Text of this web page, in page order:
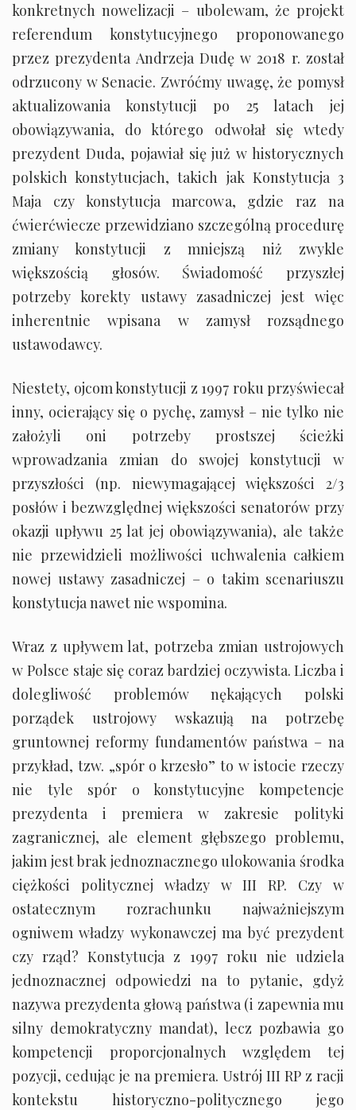
konkretnych nowelizacji – ubolewam, że projekt
referendum konstytucyjnego proponowanego
przez prezydenta Andrzeja Dudę w 2018 r. został
odrzucony w Senacie. Zwróćmy uwagę, że pomysł
aktualizowania konstytucji po 25 latach jej
obowiązywania, do którego odwołał się wtedy
prezydent Duda, pojawiał się już w historycznych
polskich konstytucjach, takich jak Konstytucja 3
Maja czy konstytucja marcowa, gdzie raz na
ćwierćwiecze przewidziano szczególną procedurę
zmiany konstytucji z mniejszą niż zwykle
większością głosów. Świadomość przyszłej
potrzeby korekty ustawy zasadniczej jest więc
inherentnie wpisana w zamysł rozsądnego
ustawodawcy.
Niestety, ojcom konstytucji z 1997 roku przyświecał
inny, ocierający się o pychę, zamysł – nie tylko nie
założyli oni potrzeby prostszej ścieżki
wprowadzania zmian do swojej konstytucji w
przyszłości (np. niewymagającej większości 2/3
posłów i bezwzględnej większości senatorów przy
okazji upływu 25 lat jej obowiązywania), ale także
nie przewidzieli możliwości uchwalenia całkiem
nowej ustawy zasadniczej – o takim scenariuszu
konstytucja nawet nie wspomina.
Wraz z upływem lat, potrzeba zmian ustrojowych
w Polsce staje się coraz bardziej oczywista. Liczba i
dolegliwość problemów nękających polski
porządek ustrojowy wskazują na potrzebę
gruntownej reformy fundamentów państwa – na
przykład, tzw. „spór o krzesło” to w istocie rzeczy
nie tyle spór o konstytucyjne kompetencje
prezydenta i premiera w zakresie polityki
zagranicznej, ale element głębszego problemu,
jakim jest brak jednoznacznego ulokowania środka
ciężkości politycznej władzy w III RP. Czy w
ostatecznym rozrachunku najważniejszym
ogniwem władzy wykonawczej ma być prezydent
czy rząd? Konstytucja z 1997 roku nie udziela
jednoznacznej odpowiedzi na to pytanie, gdyż
nazywa prezydenta głową państwa (i zapewnia mu
silny demokratyczny mandat), lecz pozbawia go
kompetencji proporcjonalnych względem tej
pozycji, cedując je na premiera. Ustrój III RP z racji
kontekstu historyczno-politycznego jego